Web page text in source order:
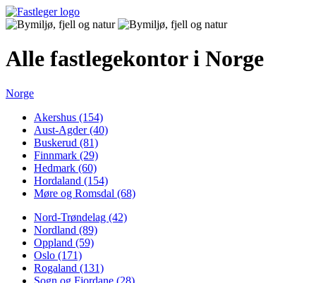
Alle fastlegekontor i Norge
Norge
Akershus (154)
Aust-Agder (40)
Buskerud (81)
Finnmark (29)
Hedmark (60)
Hordaland (154)
Møre og Romsdal (68)
Nord-Trøndelag (42)
Nordland (89)
Oppland (59)
Oslo (171)
Rogaland (131)
Sogn og Fjordane (28)